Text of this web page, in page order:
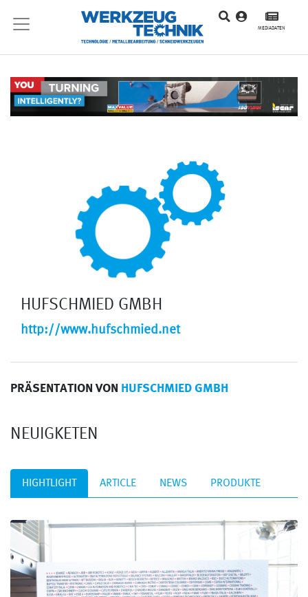
MEDIADATEN
HUFSCHMIED GMBH
http://www.hufschmied.net
PRÄSENTATION VON HUFSCHMIED GMBH
NEUIGKETEN
HIGHTLIGHT ARTICLE NEWS PRODUKTE